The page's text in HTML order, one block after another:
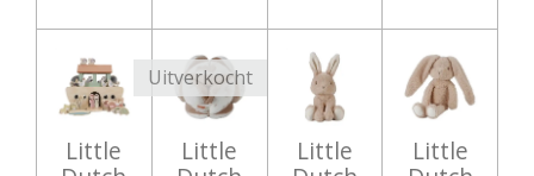
Little
Uitverkocht
Little
Little
Little